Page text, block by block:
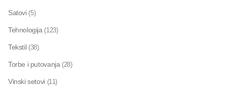
Satovi (5)
Tehnologija (123)
Tekstil (38)
Torbe i putovanja (28)
Vinski setovi (11)